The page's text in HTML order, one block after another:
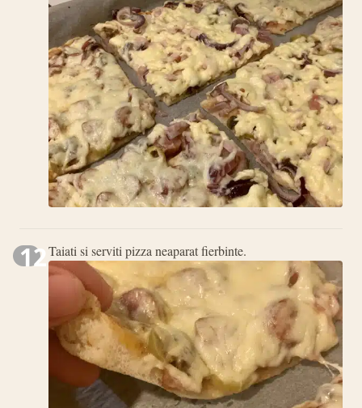
12Taiati si serviti pizza neaparat fierbinte.